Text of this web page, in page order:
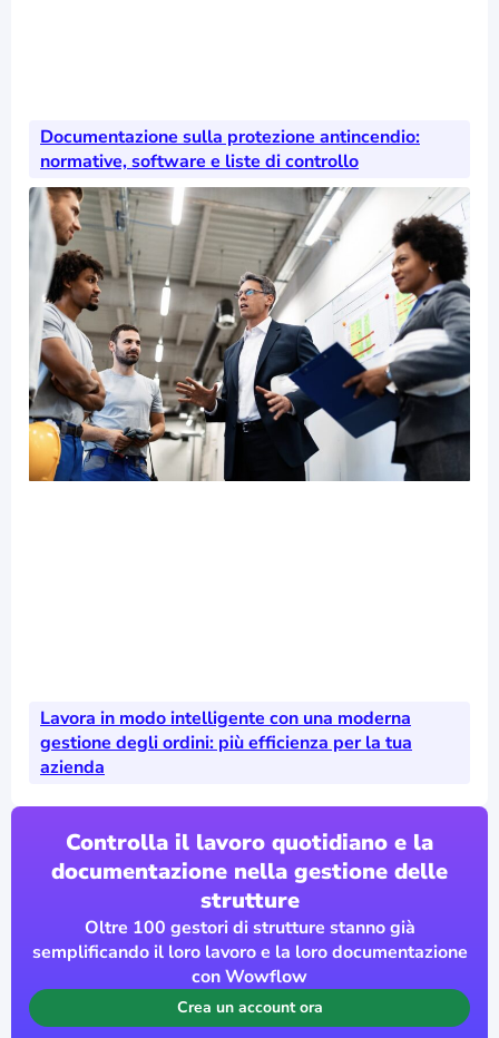
Documentazione sulla protezione antincendio:
normative, software e liste di controllo
Lavora in modo intelligente con una moderna
azienda
Controlla il lavoro quotidiano e la
documentazione nella gestione delle
strutture
Oltre 100 gestori di strutture stanno già
semplificando il loro lavoro e la loro documentazione
con Wowflow